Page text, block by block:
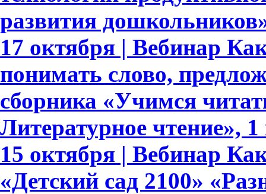
развития
17 октября | Вебинар
понимать слово,
сборника «Учимся
Литературное чтение», 1
15 октября | Вебинар
«Детский сад 2100»